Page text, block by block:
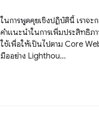
ในการพูดคุยเชิงปฏิบัตินี้ เราจะ
คำแนะนำในการเพิ่มประสิทธิ
ใช้เพื่อให้เป็นไปตาม Core
มืออย่าง Lighthou...